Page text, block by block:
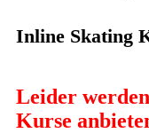
Inline Skating
Leider
Kurse